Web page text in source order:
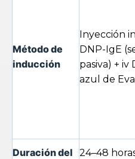
Método de
inducción
Inyección
DNP-IgE
pasiva) + iv
azul de
Duración del
24–48